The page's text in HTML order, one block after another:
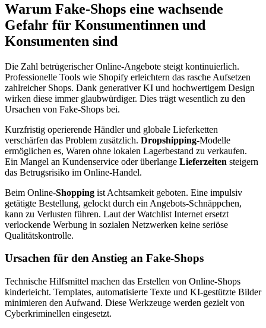
Warum Fake-Shops eine wachsende
Gefahr für Konsumentinnen und
Konsumenten sind
Die Zahl betrügerischer Online-Angebote steigt kontinuierlich.
Professionelle Tools wie Shopify erleichtern das rasche Aufsetzen
zahlreicher Shops. Dank generativer KI und hochwertigem Design
wirken diese immer glaubwürdiger. Dies trägt wesentlich zu den
Ursachen von Fake-Shops bei.
Kurzfristig operierende Händler und globale Lieferketten
verschärfen das Problem zusätzlich. Dropshipping-Modelle
ermöglichen es, Waren ohne lokalen Lagerbestand zu verkaufen.
Ein Mangel an Kundenservice oder überlange Lieferzeiten steigern
das Betrugsrisiko im Online-Handel.
Beim Online-Shopping ist Achtsamkeit geboten. Eine impulsiv
getätigte Bestellung, gelockt durch ein Angebots-Schnäppchen,
kann zu Verlusten führen. Laut der Watchlist Internet ersetzt
verlockende Werbung in sozialen Netzwerken keine seriöse
Qualitätskontrolle.
Ursachen für den Anstieg an Fake-Shops
Technische Hilfsmittel machen das Erstellen von Online-Shops
kinderleicht. Templates, automatisierte Texte und KI-gestützte Bilder
minimieren den Aufwand. Diese Werkzeuge werden gezielt von
Cyberkriminellen eingesetzt.